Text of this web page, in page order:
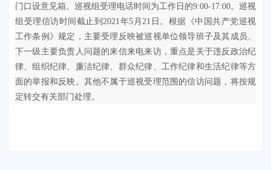
门口设意见箱。巡视组受理电话时间为工作日的9:00-17:00。巡视
组受理信访时间截止到2021年5月21日。根据《中国共产党巡视
工作条例》规定，主要受理反映被巡视单位领导班子及其成员、
下一级主要负责人问题的来信来电来访，重点是关于违反政治纪
律、组织纪律、廉洁纪律、群众纪律、工作纪律和生活纪律等方
面的举报和反映。其他不属于巡视受理范围的信访问题，将按规
定转交有关部门处理。